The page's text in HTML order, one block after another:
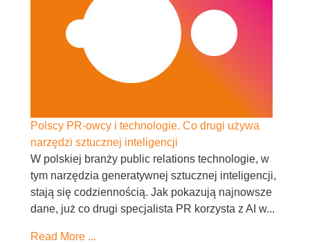
Polscy PR-owcy i technologie. Co drugi używa
narzędzi sztucznej inteligencji
W polskiej branży public relations technologie, w
tym narzędzia generatywnej sztucznej inteligencji,
stają się codziennością. Jak pokazują najnowsze
dane, już co drugi specjalista PR korzysta z AI w...
Read More ...